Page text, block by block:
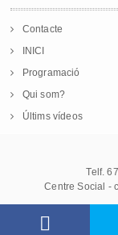
Contacte
INICI
Programació
Qui som?
Últims vídeos
Telf.
Centre Social -